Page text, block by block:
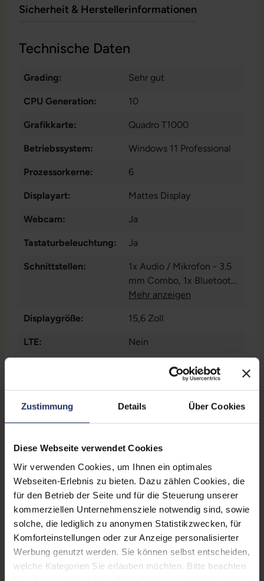
Zustimmung Details Über Cookies
Diese Webseite verwendet Cookies
Wir verwenden Cookies, um Ihnen ein optimales
Webseiten-Erlebnis zu bieten. Dazu zählen Cookies, die
für den Betrieb der Seite und für die Steuerung unserer
kommerziellen Unternehmensziele notwendig sind, sowie
solche, die lediglich zu anonymen Statistikzwecken, für
Komforteinstellungen oder zur Anzeige personalisierter
Werbung genutzt werden. Sie können selbst entscheiden,
welche Kategorien Sie erlauben möchten. Bitte beachten
Sicherheit & Herstellerinformationen
Technische Daten
Grading: Sehr gut
CPU Generation: 10
Grafikkarte: Quadro T1000
Betriebssystem: Windows 11 Professional
Prozessorkerne: 6
Displayart: Mattes Display
Webcam: Ja
Tastaturbeleuchtung: Ja
Schnittstellen:
1x Audio / Mikrofon - 3.5
mm Combo, 1x Bluetooth
1x HDMI, 1x LAN RJ-45
Typ C, 1x W-LAN
Thunderbolt
Mehr anzeigen
Displaygröße: 15,6 Zoll
LTE: Nein
1920 x 1080 FHD
Tastaturlayout:
Deutsch (QWERTZ) mit
Ziffernblock
Grafikkartenspeicher: 4 GB GDDR6
Fingerprintreader: Ja
Partnerprogramm: Ja
Datenspeicher: 500 GB SSD
Workstation
Arbeitsspeicher: 16 GB DDR4